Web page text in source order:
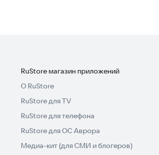
RuStore магазин приложений
О RuStore
RuStore для TV
RuStore для телефона
RuStore для ОС Аврора
Медиа-кит (для СМИ и блогеров)